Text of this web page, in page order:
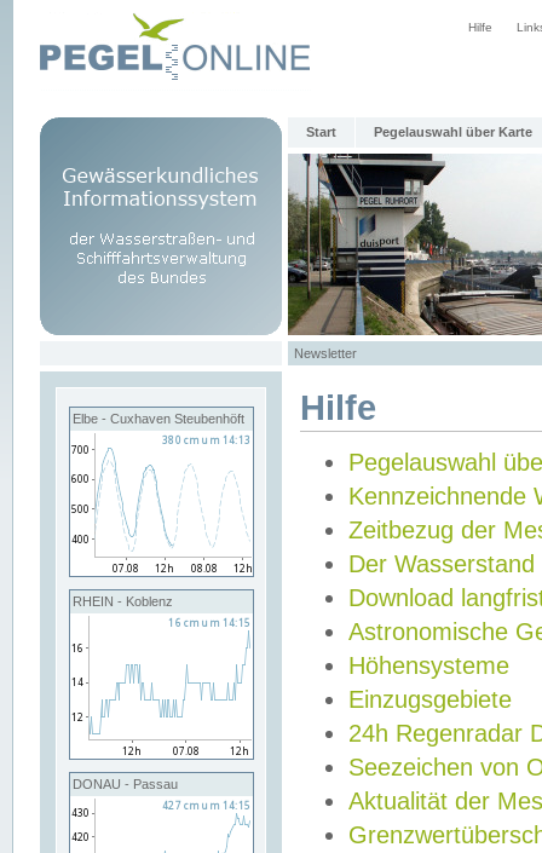
Hilfe
Start Pegelauswahl über Karte
Newsletter
Elbe - Cuxhaven Steubenhöft
RHEIN - Koblenz
DONAU - Passau
Hilfe
Pegelauswahl
Kennzeichnende
Zeitbezug der
Der Wasserstand
Download
Astronomische
Höhensysteme
Einzugsgebiete
24h Regenradar
Seezeichen von
Aktualität der